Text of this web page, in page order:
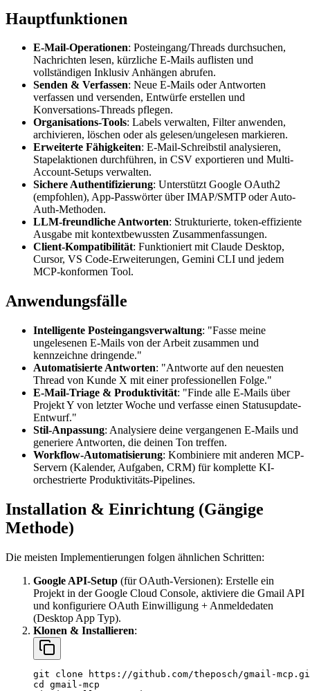
Hauptfunktionen
E-Mail-Operationen: Posteingang/Threads durchsuchen,
Nachrichten lesen, kürzliche E-Mails auflisten und
vollständigen Inklusiv Anhängen abrufen.
Senden & Verfassen: Neue E-Mails oder Antworten
verfassen und versenden, Entwürfe erstellen und
Konversations-Threads pflegen.
Organisations-Tools: Labels verwalten, Filter anwenden,
archivieren, löschen oder als gelesen/ungelesen markieren.
Erweiterte Fähigkeiten: E-Mail-Schreibstil analysieren,
Stapelaktionen durchführen, in CSV exportieren und Multi-
Account-Setups verwalten.
Sichere Authentifizierung: Unterstützt Google OAuth2
(empfohlen), App-Passwörter über IMAP/SMTP oder Auto-
Auth-Methoden.
LLM-freundliche Antworten: Strukturierte, token-effiziente
Ausgabe mit kontextbewussten Zusammenfassungen.
Client-Kompatibilität: Funktioniert mit Claude Desktop,
Cursor, VS Code-Erweiterungen, Gemini CLI und jedem
MCP-konformen Tool.
Anwendungsfälle
Intelligente Posteingangsverwaltung: "Fasse meine
ungelesenen E-Mails von der Arbeit zusammen und
kennzeichne dringende."
Automatisierte Antworten: "Antworte auf den neuesten
Thread von Kunde X mit einer professionellen Folge."
E-Mail-Triage & Produktivität: "Finde alle E-Mails über
Projekt Y von letzter Woche und verfasse einen Statusupdate-
Entwurf."
Stil-Anpassung: Analysiere deine vergangenen E-Mails und
generiere Antworten, die deinen Ton treffen.
Workflow-Automatisierung: Kombiniere mit anderen MCP-
Servern (Kalender, Aufgaben, CRM) für komplette KI-
orchestrierte Produktivitäts-Pipelines.
Installation & Einrichtung (Gängige
Methode)
Die meisten Implementierungen folgen ähnlichen Schritten:
Google API-Setup (für OAuth-Versionen): Erstelle ein
Projekt in der Google Cloud Console, aktiviere die Gmail API
und konfiguriere OAuth Einwilligung + Anmeldedaten
(Desktop App Typ).
Klonen & Installieren:
git clone https://github.com/theposch/gmail-
cd gmail-mcp